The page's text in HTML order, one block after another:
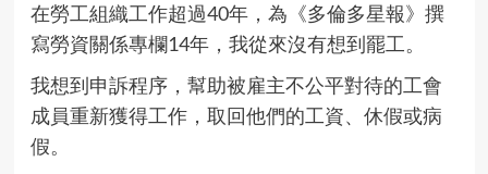
在勞工組織工作超過40年，為《多倫多星報》撰
寫勞資關係專欄14年，我從來沒有想到罷工。
我想到申訴程序，幫助被雇主不公平對待的工會
成員重新獲得工作，取回他們的工資、休假或病
假。